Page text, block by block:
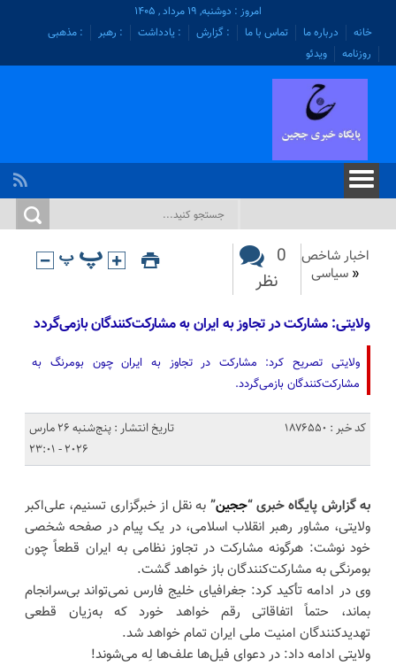
امروز : دوشنبه, ۱۹ مرداد , ۱۴۰۵
خانه
درباره ما تماس با ما : گزارش : یادداشت : رهبر
: مذهبی
روزنامه
ویدئو
اخبار شاخص
« سیاسی
0
نظر
ولایتی: مشارکت در تجاوز به ایران به مشارکت‌کنندگان بازمی‌گردد
ولایتی تصریح کرد: مشارکت در تجاوز به ایران چون بومرنگ به
مشارکت‌کنندگان بازمی‌گردد.
کد خبر : 1876550
تاریخ انتشار : پنج‌شنبه 26 مارس
2026 - 23:01
به گزارش پایگاه خبری “ججین” به نقل از خبرگزاری تسنیم، علی‌اکبر
ولایتی، مشاور رهبر انقلاب اسلامی، در یک پیام در صفحه شخصی
خود نوشت: هرگونه مشارکت در تجاوز نظامی به ایران قطعاً چون
بومرنگی به مشارکت‌کنندگان باز خواهد گشت.
وی در ادامه تأکید کرد: جغرافیای خلیج فارس نمی‌تواند بی‌سرانجام
بماند، حتماً اتفاقاتی رقم خواهد خورد که به‌زیان قطعی
تهدیدکنندگان امنیت ملی ایران تمام خواهد شد.
ولایتی ادامه داد: در دعوای فیل‌ها علف‌ها لِه می‌شوند!